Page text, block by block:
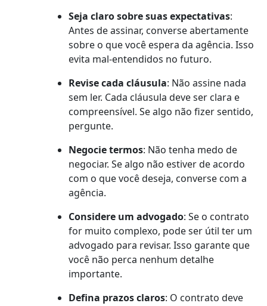
Seja claro sobre suas expectativas:
Antes de assinar, converse abertamente
sobre o que você espera da agência. Isso
evita mal-entendidos no futuro.
Revise cada cláusula: Não assine nada
sem ler. Cada cláusula deve ser clara e
compreensível. Se algo não fizer sentido,
pergunte.
Negocie termos: Não tenha medo de
negociar. Se algo não estiver de acordo
com o que você deseja, converse com a
agência.
Considere um advogado: Se o contrato
for muito complexo, pode ser útil ter um
advogado para revisar. Isso garante que
você não perca nenhum detalhe
importante.
Defina prazos claros: O contrato deve